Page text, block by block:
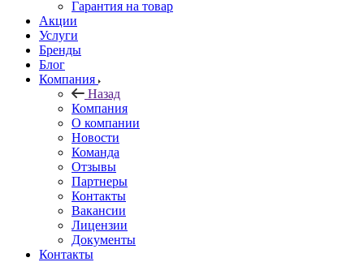
Гарантия на товар
Акции
Услуги
Бренды
Блог
Компания
Назад
Компания
О компании
Новости
Команда
Отзывы
Партнеры
Контакты
Вакансии
Лицензии
Документы
Контакты